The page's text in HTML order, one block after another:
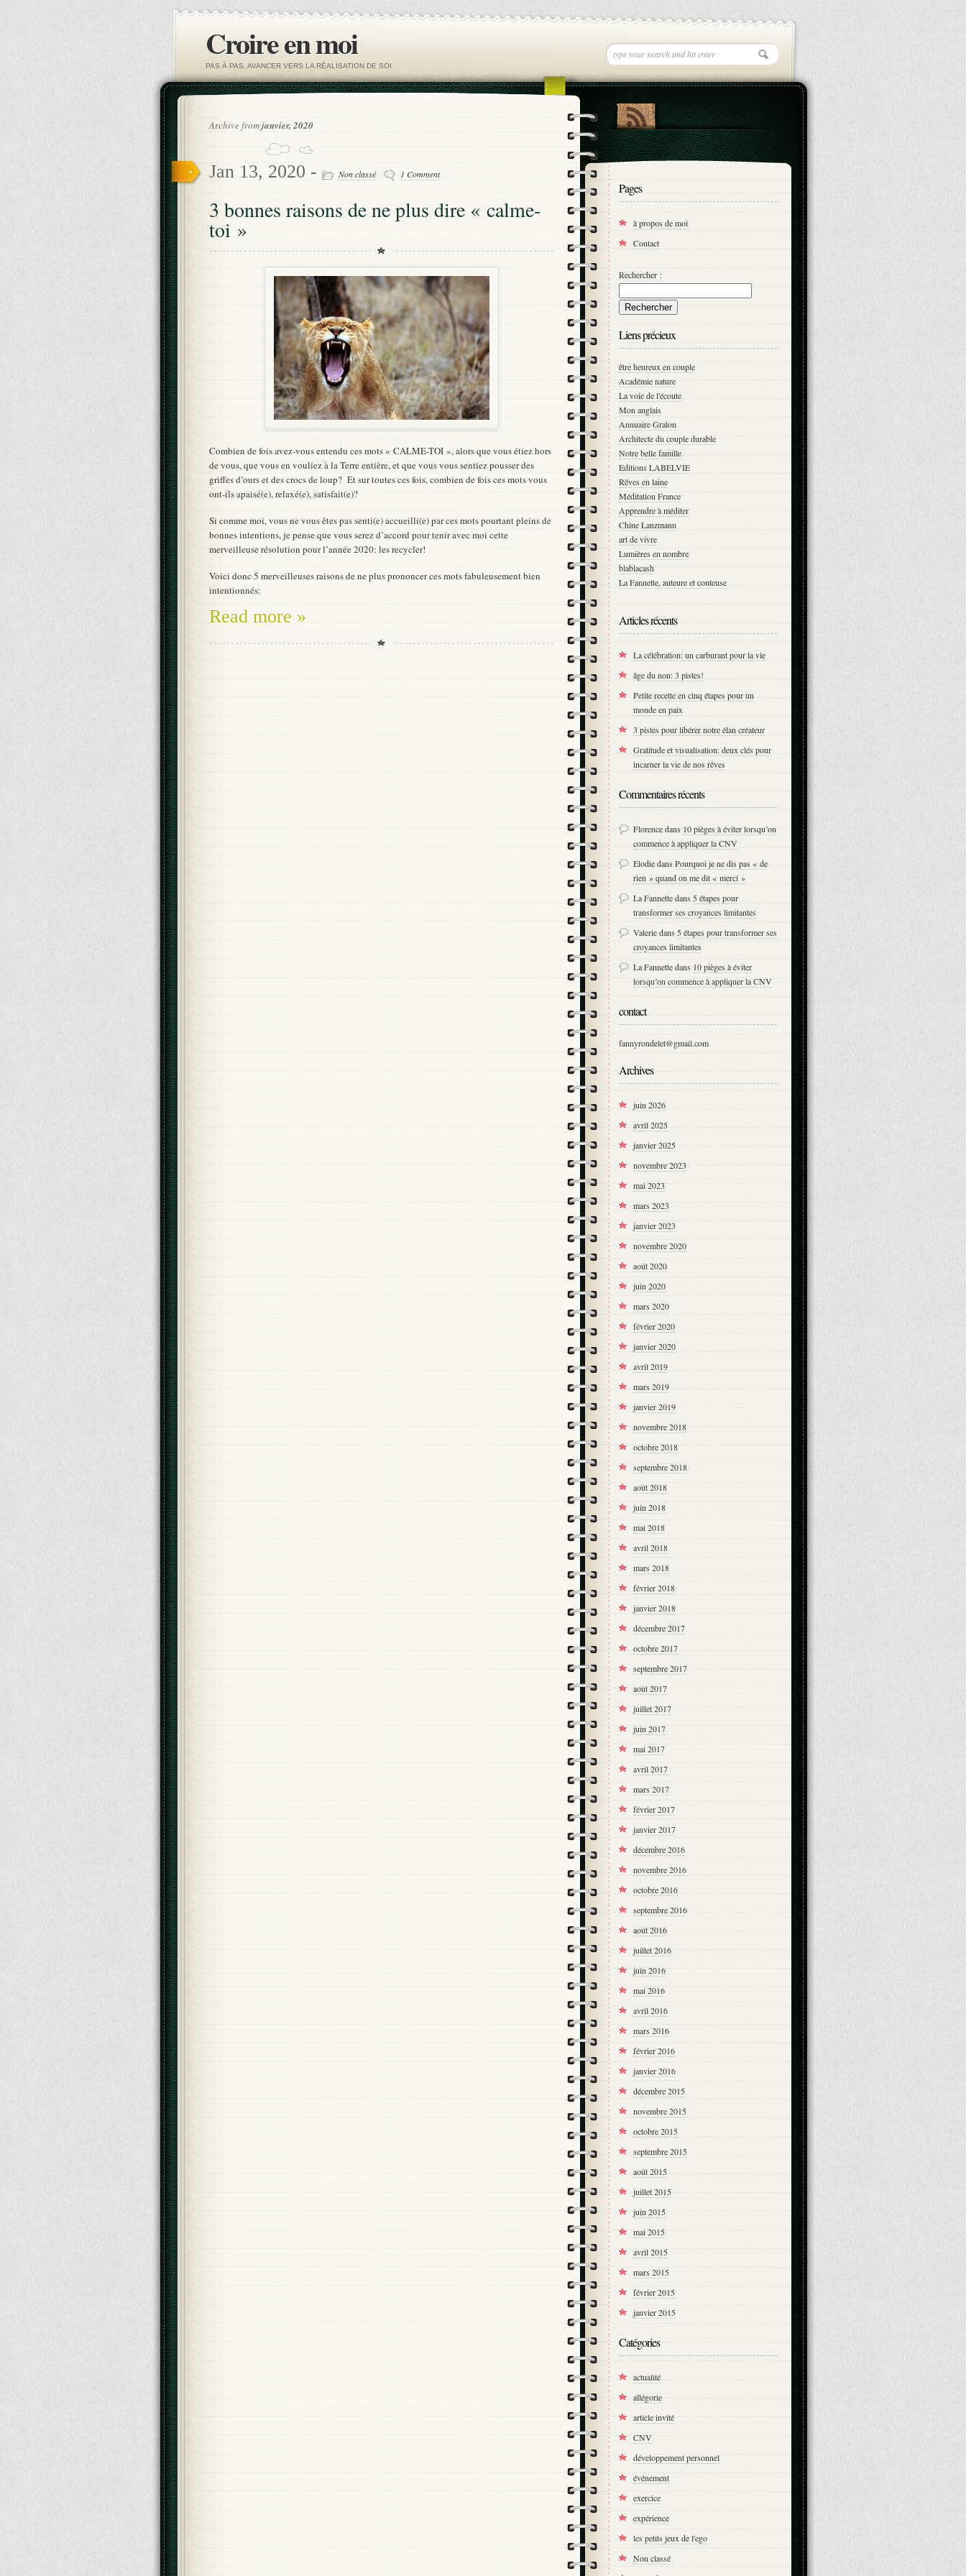
Croire en moi
PAS À PAS, AVANCER VERS LA RÉALISATION DE SOI
Archive fromjanvier, 2020
Jan 13, 2020 - Non classé 1 Comment
3 bonnes raisons de ne plus dire « calme-
toi »
Combien de fois avez-vous entendu ces mots « CALME-TOI », alors que vous étiez hors
de vous, que vous en vouliez à la Terre entière, et que vous vous sentiez pousser des
griffes d’ours et des crocs de loup? Et sur toutes ces fois, combien de fois ces mots vous
ont-ils apaisé(e), relaxé(e), satisfait(e)?
Si comme moi, vous ne vous êtes pas senti(e) accueilli(e) par ces mots pourtant pleins de
bonnes intentions, je pense que vous serez d’accord pour tenir avec moi cette
merveilleuse résolution pour l’année 2020: les recycler!
Voici donc 5 merveilleuses raisons de ne plus prononcer ces mots fabuleusement bien
intentionnés:
Read more »
Pages
à propos de moi
Contact
Rechercher :
Liens précieux
être heureux en couple
Académie nature
La voie de l'écoute
Mon anglais
Annuaire Gralon
Architecte du couple durable
Notre belle famille
Editions LABELVIE
Rêves en laine
Méditation France
Apprendre à méditer
Chine Lanzmann
art de vivre
Lumières en nombre
blablacash
La Fannette, auteure et conteuse
Articles récents
La célébration: un carburant pour la vie
âge du non: 3 pistes!
Petite recette en cinq étapes pour un
monde en paix
3 pistes pour libérer notre élan créateur
Gratitude et visualisation: deux clés pour
incarner la vie de nos rêves
Commentaires récents
Florencedans 10 pièges à éviter lorsqu’on
commence à appliquer la CNV
ElodiedansPourquoi je ne dis pas « de
rien » quand on me dit « merci »
La Fannettedans 5 étapes pour
transformer ses croyances limitantes
Valeriedans 5 étapes pour transformer ses
croyances limitantes
La Fannettedans 10 pièges à éviter
lorsqu’on commence à appliquer la CNV
contact
fannyrondelet@gmail.com
Archives
juin 2026
avril 2025
janvier 2025
novembre 2023
mai 2023
mars 2023
janvier 2023
novembre 2020
août 2020
juin 2020
mars 2020
février 2020
janvier 2020
avril 2019
mars 2019
janvier 2019
novembre 2018
octobre 2018
septembre 2018
août 2018
juin 2018
mai 2018
avril 2018
mars 2018
février 2018
janvier 2018
décembre 2017
octobre 2017
septembre 2017
août 2017
juillet 2017
juin 2017
mai 2017
avril 2017
mars 2017
février 2017
janvier 2017
décembre 2016
novembre 2016
octobre 2016
septembre 2016
août 2016
juillet 2016
juin 2016
mai 2016
avril 2016
mars 2016
février 2016
janvier 2016
décembre 2015
novembre 2015
octobre 2015
septembre 2015
août 2015
juillet 2015
juin 2015
mai 2015
avril 2015
mars 2015
février 2015
janvier 2015
Catégories
actualité
allégorie
article invité
CNV
développement personnel
événement
exercice
expérience
les petits jeux de l'ego
Non classé